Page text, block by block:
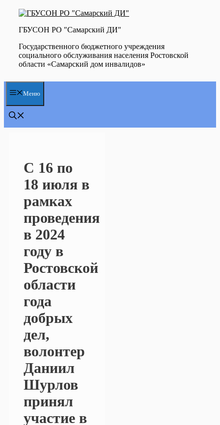
Перейти
содержимому
ГБУСОН РО "Самарский ДИ"
Государственного бюджетного учреждения
социального обслуживания населения Ростовской
области «Самарский дом инвалидов»
Меню
С 16 по
18 июля в
рамках
проведения
в 2024
году в
Ростовской
области
года
добрых
дел,
волонтер
Даниил
Шурлов
принял
участие в